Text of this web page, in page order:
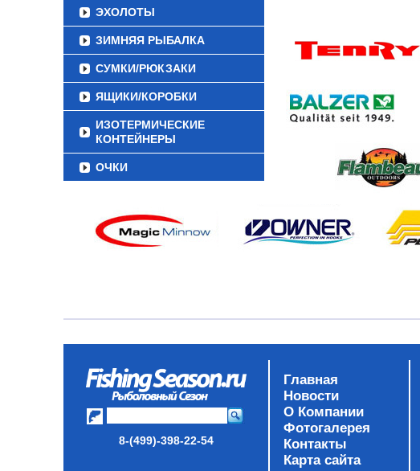
ЭХОЛОТЫ
ЗИМНЯЯ РЫБАЛКА
СУМКИ/РЮКЗАКИ
ЯЩИКИ/КОРОБКИ
ИЗОТЕРМИЧЕСКИЕ
КОНТЕЙНЕРЫ
ОЧКИ
8-(499)-398-22-54
Главная
Новости
О Компании
Фотогалерея
Контакты
Карта сайта